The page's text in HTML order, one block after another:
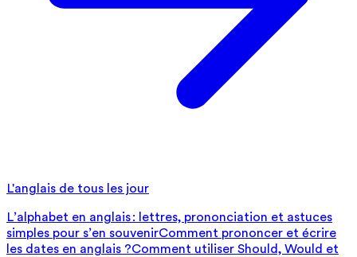
L'anglais de tous les jour
L’alphabet en anglais : lettres, prononciation et astuces
simples pour s’en souvenirComment prononcer et écrire
les dates en anglais ?Comment utiliser Should, Would et